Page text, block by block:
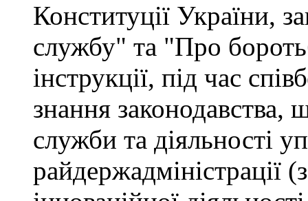
Конституції України,
службу" та "Про
інструкції, під час
знання законодавства,
служби та діяльності
райдержадміністрації